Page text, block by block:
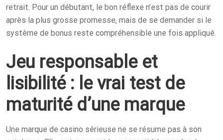
retrait. Pour un débutant, le bon réflexe n’est pas de courir
après la plus grosse promesse, mais de se demander si le
système de bonus reste compréhensible une fois appliqué.
Jeu responsable et
lisibilité : le vrai test de
maturité d’une marque
Une marque de casino sérieuse ne se résume pas à son